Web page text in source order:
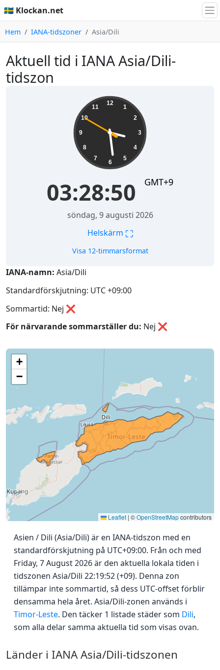
🇸🇪 Klockan.net
Hem IANA-tidszoner Asia/Dili
Aktuell tid i IANA Asia/Dili-
tidszon
12
1
2
3
4
5
6
7
8
9
10
11
03:28:51 GMT+9
söndag, 9 augusti 2026
Helskärm ⛶
Visa 12-timmarsformat
IANA-namn: Asia/Dili
Standardförskjutning: UTC +09:00
Sommartid: Nej ❌
För närvarande sommarställer du: Nej ❌
+
−
Leaflet | ©OpenStreetMapcontributors
Asien / Dili (Asia/Dili) är en IANA-tidszon med en
standardförskjutning på UTC+09:00. Från och med
Friday, 7 August 2026 är den aktuella lokala tiden i
tidszonen Asia/Dili 22:19:52 (+09). Denna zon
tillämpar inte sommartid, så dess UTC-offset förblir
densamma hela året. Asia/Dili-zonen används i
Timor-Leste. Den täcker 1 listade städer som Dili,
som alla delar samma aktuella tid som visas ovan.
Länder i IANA Asia/Dili-tidszonen